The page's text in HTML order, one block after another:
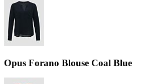
Opus Forano Blouse Coal Blue